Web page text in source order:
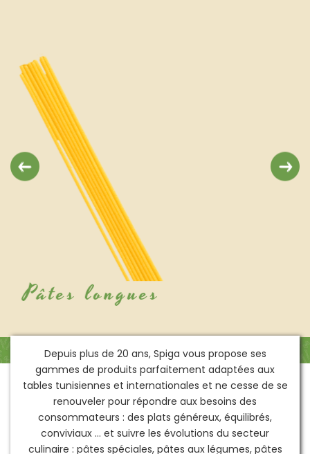
Pâtes coupées
Previous Next
Depuis plus de 20 ans, Spiga vous propose ses
gammes de produits parfaitement adaptées aux
tables tunisiennes et internationales et ne cesse de se
renouveler pour répondre aux besoins des
consommateurs : des plats généreux, équilibrés,
conviviaux … et suivre les évolutions du secteur
culinaire : pâtes spéciales, pâtes aux légumes, pâtes